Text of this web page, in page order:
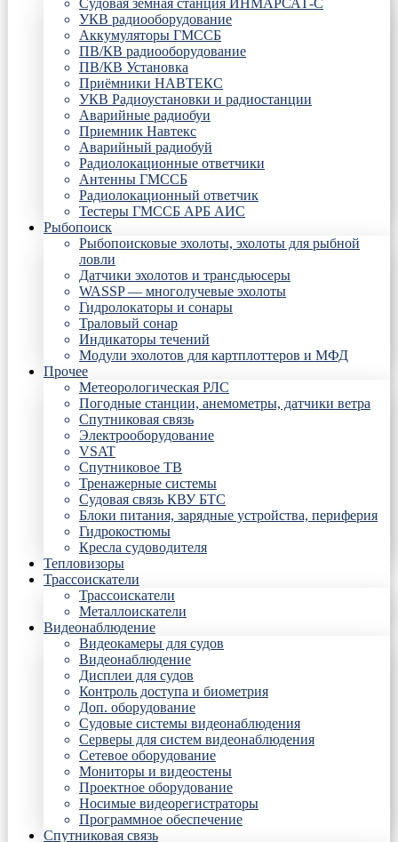
Судовая земная станция ИНМАРСАТ-С
УКВ радиооборудование
Аккумуляторы ГМССБ
ПВ/КВ радиооборудование
ПВ/КВ Установка
Приёмники НАВТЕКС
УКВ Радиоустановки и радиостанции
Аварийные радиобуи
Приемник Навтекс
Аварийный радиобуй
Радиолокационные ответчики
Антенны ГМССБ
Радиолокационный ответчик
Тестеры ГМССБ АРБ АИС
Рыбопоиск
Рыбопоисковые эхолоты, эхолоты для рыбной
ловли
Датчики эхолотов и трансдьюсеры
WASSP — многолучевые эхолоты
Гидролокаторы и сонары
Траловый сонар
Индикаторы течений
Модули эхолотов для картплоттеров и МФД
Прочее
Метеорологическая РЛС
Погодные станции, анемометры, датчики ветра
Спутниковая связь
Электрооборудование
VSAT
Спутниковое ТВ
Тренажерные системы
Судовая связь КВУ БТС
Блоки питания, зарядные устройства, периферия
Гидрокостюмы
Кресла судоводителя
Тепловизоры
Трассоискатели
Трассоискатели
Металлоискатели
Видеонаблюдение
Видеокамеры для судов
Видеонаблюдение
Дисплеи для судов
Контроль доступа и биометрия
Доп. оборудование
Судовые системы видеонаблюдения
Серверы для систем видеонаблюдения
Сетевое оборудование
Мониторы и видеостены
Проектное оборудование
Носимые видеорегистраторы
Программное обеспечение
Спутниковая связь